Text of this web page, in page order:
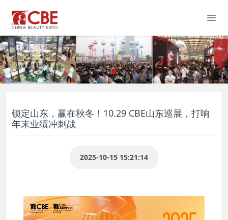
锁定山东，赢在秋冬！10.29 CBE山东巡展，打响
年末业绩冲刺战
2025-10-15 15:21:14